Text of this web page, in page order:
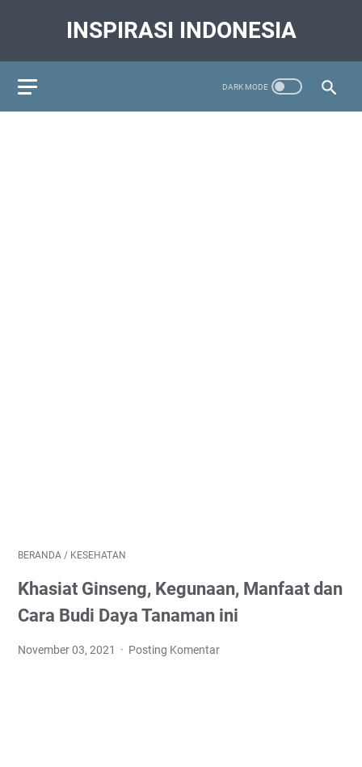
INSPIRASI INDONESIA
BERANDA / KESEHATAN
Khasiat Ginseng, Kegunaan, Manfaat dan
Cara Budi Daya Tanaman ini
November 03, 2021 Posting Komentar